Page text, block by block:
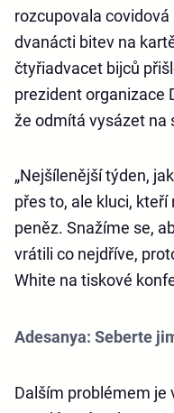
rozcupovala
dvanácti bitev na
čtyřiadvacet bijců
prezident organizace
že odmítá vysázet na
„Nejšílenější týden,
přes to, ale kluci,
peněz. Snažíme se,
vrátili co nejdříve,
White na tiskové
Adesanya: Seberte
Dalším problémem je